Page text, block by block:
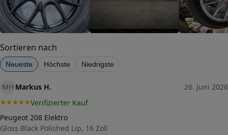
Größe (in Zoll)
Einpresstiefe (in mm)
Lochkreis (Anzahl der Löcher)
Lochkreis-Durchmesser (in mm)
Mittenloch-Durchmesser (in
Traglast (in kg)
Sortieren nach
Neueste Höchste Niedrigste
MH Markus H.
26. Juni 2026
Verifizierter Kauf
Peugeot 208 Elektro
Gloss Black Polished Lip, 16 Zoll